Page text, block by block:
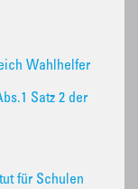
Wahlhelfer
Satz 2 der
für Schulen